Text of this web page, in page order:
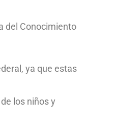
del Conocimiento
ya que estas
los niños y